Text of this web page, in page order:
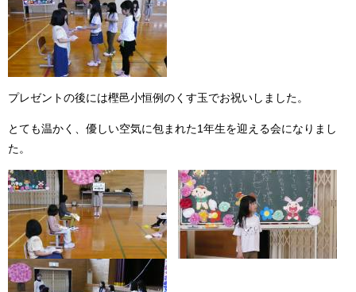
プレゼントの後には樫邑小恒例のくす玉でお祝いしました。
とても温かく、優しい空気に包まれた1年生を迎える会になりまし
た。